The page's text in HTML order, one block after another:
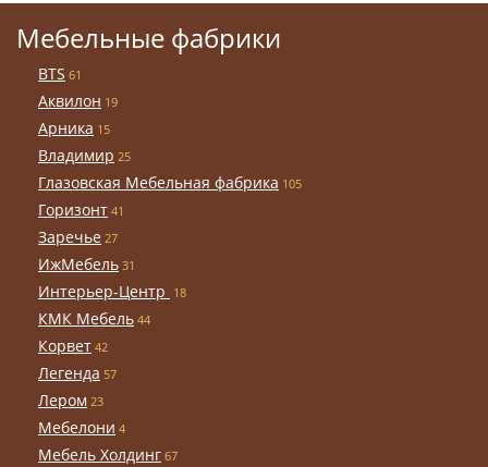
Мебельные фабрики
BTS 61
Аквилон 19
Арника 15
Владимир 25
Глазовская Мебельная фабрика 105
Горизонт 41
Заречье 27
ИжМебель 31
Интерьер-Центр 18
КМК Мебель 44
Корвет 42
Легенда 57
Лером 23
Мебелони 4
Мебель Холдинг 67